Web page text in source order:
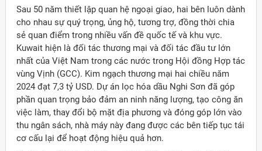
Sau 50 năm thiết lập quan hệ ngoại giao, hai bên luôn dành
cho nhau sự quý trọng, ủng hộ, tương trợ, đồng thời chia
sẻ quan điểm trong nhiều vấn đề quốc tế và khu vực.
Kuwait hiện là đối tác thương mại và đối tác đầu tư lớn
nhất của Việt Nam trong các nước trong Hội đồng Hợp tác
vùng Vịnh (GCC). Kim ngạch thương mại hai chiều năm
2024 đạt 7,3 tỷ USD. Dự án lọc hóa dầu Nghi Sơn đã góp
phần quan trọng bảo đảm an ninh năng lượng, tạo công ăn
việc làm, thay đổi bộ mặt địa phương và đóng góp lớn vào
thu ngân sách, nhà máy này đang được các bên tiếp tục tái
cơ cấu lại để hoạt động hiệu quả hơn.